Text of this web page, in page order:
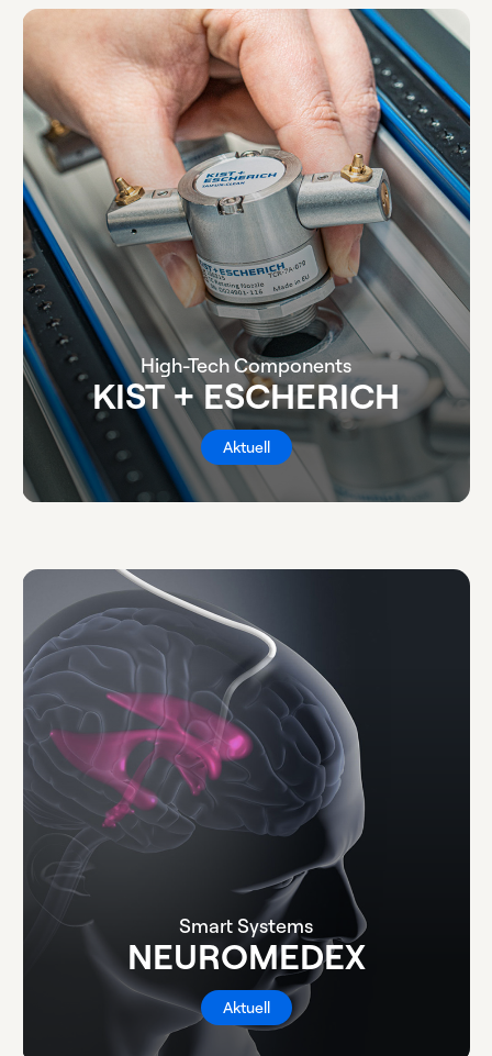
High-Tech Components
KIST + ESCHERICH
Aktuell
Smart Systems
NEUROMEDEX
Aktuell